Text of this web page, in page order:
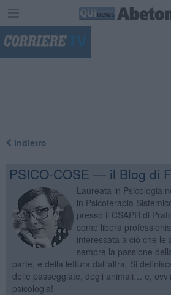
Indietro
PSICO-COSE — il Blog di
Laureata in Psicologia
in Psicoterapia
presso il CSAPR di
come libera
interessata a ciò che le
sempre la passione
parte, e della lettura dall’altra. Si
delle passeggiate, degli animali… e,
psicologia!